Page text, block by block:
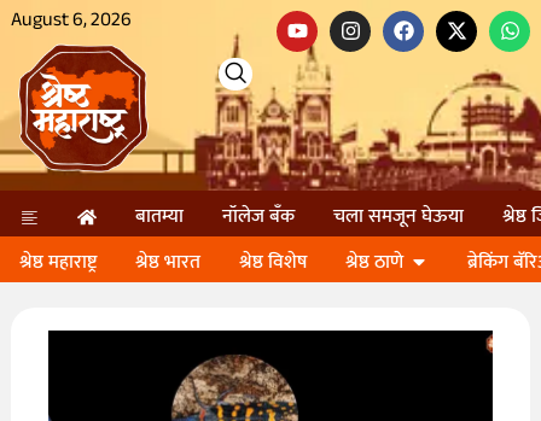
August 6, 2026
बातम्या नॉलेज बॅंक चला समजून घेऊया
श्रेष्ठ
श्रेष्ठ महाराष्ट्र
श्रेष्ठ भारत श्रेष्ठ विशेष श्रेष्ठ ठाणे ब्रेकिंग